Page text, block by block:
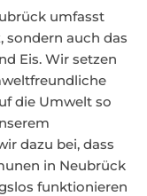
umfasst
sondern auch das
Eis. Wir setzen
die Umwelt so
dazu bei, dass
in Neubrück
funktionieren